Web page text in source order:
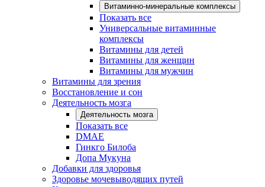
Витаминно-минеральные комплексы
Показать все
Универсальные витаминные
комплексы
Витамины для детей
Витамины для женщин
Витамины для мужчин
Витамины для зрения
Восстановление и сон
Деятельность мозга
Деятельность мозга
Показать все
DMAE
Гинкго Билоба
Допа Мукуна
Добавки для здоровья
Здоровье мочевыводящих путей